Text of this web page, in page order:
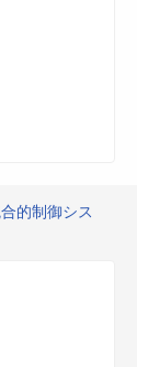
的制御シス